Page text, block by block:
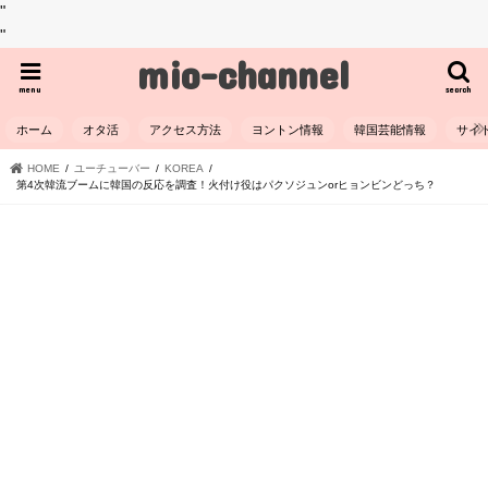
"
"
mio-channel search
menu
ホーム オタ活 アクセス方法 ヨントン情報 韓国芸能情報 サイ
HOME ユーチューバー
KOREA
第4次韓流ブームに韓国の反応を調査！火付け役はパクソジュンorヒョンビンどっち？